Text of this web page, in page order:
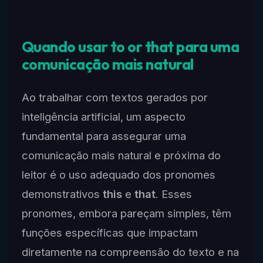
Quando usar to or that para uma
comunicação mais natural
Ao trabalhar com textos gerados por
inteligência artificial, um aspecto
fundamental para assegurar uma
comunicação mais natural e próxima do
leitor é o uso adequado dos pronomes
demonstrativos thise that. Esses
pronomes, embora pareçam simples, têm
funções específicas que impactam
diretamente na compreensão do texto e na